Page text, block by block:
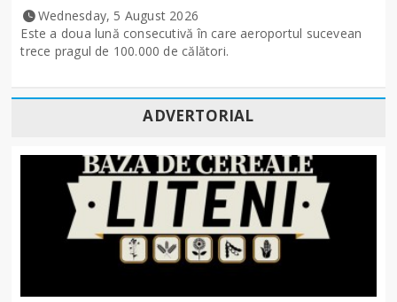
Wednesday, 5 August 2026
Este a doua lună consecutivă în care aeroportul sucevean
trece pragul de 100.000 de călători.
ADVERTORIAL